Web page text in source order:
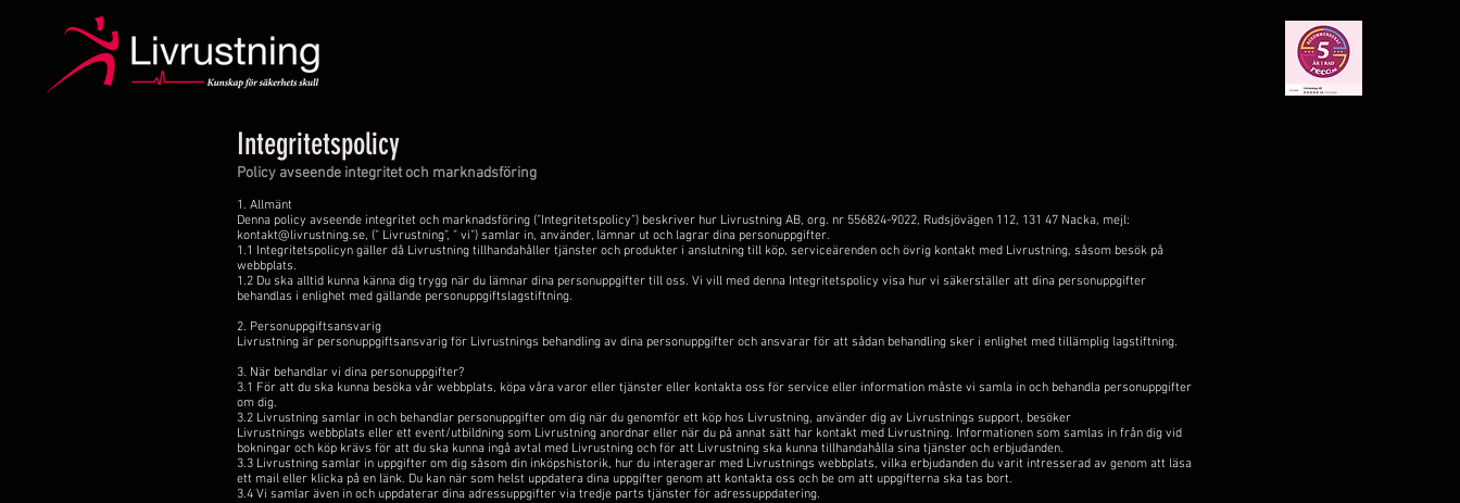
Integritetspolicy
Policy avseende integritet och marknadsföring
1. Allmänt
Denna policy avseende integritet och marknadsföring (”Integritetspolicy”) beskriver hur Livrustning AB, org. nr 556824-9022, Rudsjövägen 112, 131 47 Nacka, mejl:
kontakt@livrustning.se, (” Livrustning”, ” vi”) samlar in, använder, lämnar ut och lagrar dina personuppgifter.
1.1 Integritetspolicyn gäller då Livrustning tillhandahåller tjänster och produkter i anslutning till köp, serviceärenden och övrig kontakt med Livrustning, såsom besök på
webbplats.
1.2 Du ska alltid kunna känna dig trygg när du lämnar dina personuppgifter till oss. Vi vill med denna Integritetspolicy visa hur vi säkerställer att dina personuppgifter
behandlas i enlighet med gällande personuppgiftslagstiftning.
2. Personuppgiftsansvarig
Livrustning är personuppgiftsansvarig för Livrustnings behandling av dina personuppgifter och ansvarar för att sådan behandling sker i enlighet med tillämplig lagstiftning.
3. När behandlar vi dina personuppgifter?
3.1 För att du ska kunna besöka vår webbplats, köpa våra varor eller tjänster eller kontakta oss för service eller information måste vi samla in och behandla personuppgifter
om dig.
3.2 Livrustning samlar in och behandlar personuppgifter om dig när du genomför ett köp hos Livrustning, använder dig av Livrustnings support, besöker
Livrustnings webbplats eller ett event/utbildning som Livrustning anordnar eller när du på annat sätt har kontakt med Livrustning. Informationen som samlas in från dig vid
bokningar och köp krävs för att du ska kunna ingå avtal med Livrustning och för att Livrustning ska kunna tillhandahålla sina tjänster och erbjudanden.
3.3 Livrustning samlar in uppgifter om dig såsom din inköpshistorik, hur du interagerar med Livrustnings webbplats, vilka erbjudanden du varit intresserad av genom att läsa
ett mail eller klicka på en länk. Du kan när som helst uppdatera dina uppgifter genom att kontakta oss och be om att uppgifterna ska tas bort.
3.4 Vi samlar även in och uppdaterar dina adressuppgifter via tredje parts tjänster för adressuppdatering.